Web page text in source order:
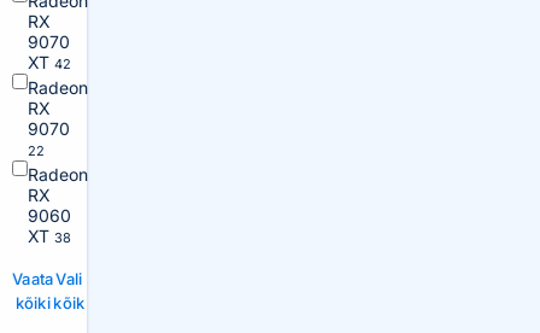
RX
9070
XT 42
Radeon
RX
9070
22
Radeon
RX
9060
XT 38
Vaata
kõiki
Vali
kõik